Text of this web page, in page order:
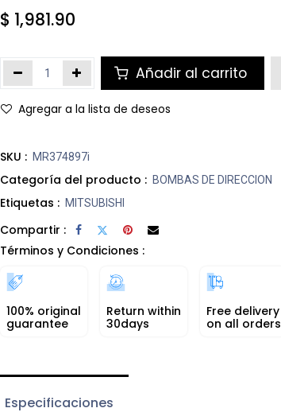
$ 1,981.90
Añadir al carrito
Agregar a la lista de deseos
SKU : MR374897i
Categoría del producto : BOMBAS DE DIRECCION
Etiquetas : MITSUBISHI
Compartir :
Términos y Condiciones :
100% original
guarantee
Return within
30days
Free delivery
on all orders
Especificaciones